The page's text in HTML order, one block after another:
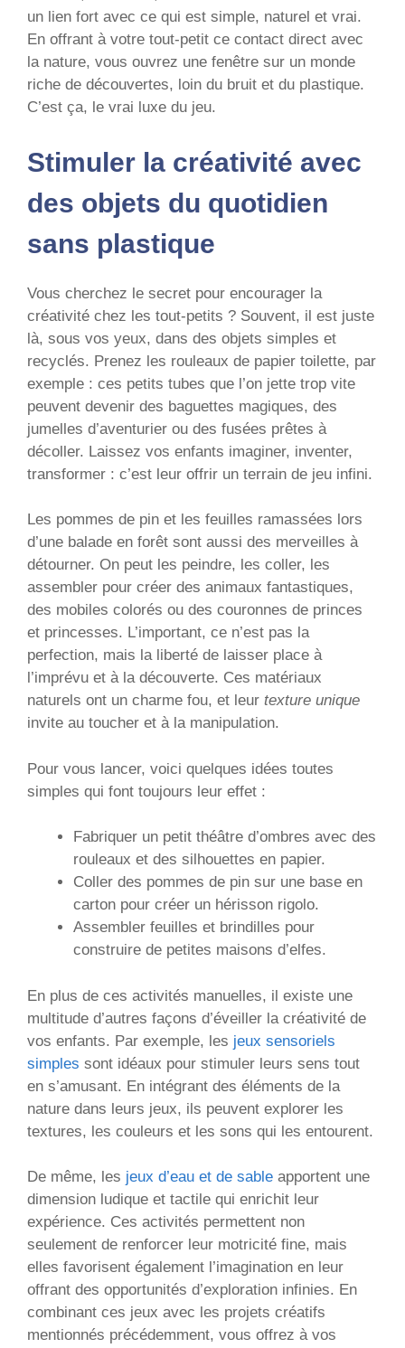
un lien fort avec ce qui est simple, naturel et vrai.
En offrant à votre tout-petit ce contact direct avec
la nature, vous ouvrez une fenêtre sur un monde
riche de découvertes, loin du bruit et du plastique.
C’est ça, le vrai luxe du jeu.
Stimuler la créativité avec
des objets du quotidien
sans plastique
Vous cherchez le secret pour encourager la
créativité chez les tout-petits ? Souvent, il est juste
là, sous vos yeux, dans des objets simples et
recyclés. Prenez les rouleaux de papier toilette, par
exemple : ces petits tubes que l’on jette trop vite
peuvent devenir des baguettes magiques, des
jumelles d’aventurier ou des fusées prêtes à
décoller. Laissez vos enfants imaginer, inventer,
transformer : c’est leur offrir un terrain de jeu infini.
Les pommes de pin et les feuilles ramassées lors
d’une balade en forêt sont aussi des merveilles à
détourner. On peut les peindre, les coller, les
assembler pour créer des animaux fantastiques,
des mobiles colorés ou des couronnes de princes
et princesses. L’important, ce n’est pas la
perfection, mais la liberté de laisser place à
l’imprévu et à la découverte. Ces matériaux
naturels ont un charme fou, et leur texture unique
invite au toucher et à la manipulation.
Pour vous lancer, voici quelques idées toutes
simples qui font toujours leur effet :
Fabriquer un petit théâtre d’ombres avec des
rouleaux et des silhouettes en papier.
Coller des pommes de pin sur une base en
carton pour créer un hérisson rigolo.
Assembler feuilles et brindilles pour
construire de petites maisons d’elfes.
En plus de ces activités manuelles, il existe une
multitude d’autres façons d’éveiller la créativité de
vos enfants. Par exemple, les jeux sensoriels
simples sont idéaux pour stimuler leurs sens tout
en s’amusant. En intégrant des éléments de la
nature dans leurs jeux, ils peuvent explorer les
textures, les couleurs et les sons qui les entourent.
De même, les jeux d’eau et de sable apportent une
dimension ludique et tactile qui enrichit leur
expérience. Ces activités permettent non
seulement de renforcer leur motricité fine, mais
elles favorisent également l’imagination en leur
offrant des opportunités d’exploration infinies. En
combinant ces jeux avec les projets créatifs
mentionnés précédemment, vous offrez à vos